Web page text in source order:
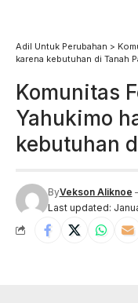
Adil Untuk Perubahan >
karena kebutuhan di Tanah
Komunitas
Yahukimo
kebutuhan
Last updated:
ByVekson Aliknoe